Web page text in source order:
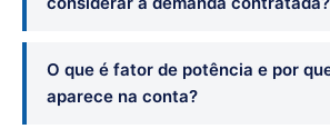
O que é fator de potência e por
aparece na conta?